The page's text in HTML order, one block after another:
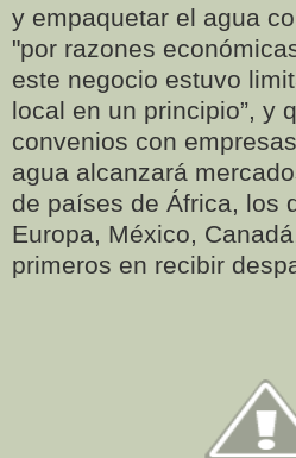
y empaquetar el agua
"por razones
este negocio estuvo
local en un principio”, y
convenios con
agua alcanzará
de países de África, los
Europa, México,
primeros en recibir